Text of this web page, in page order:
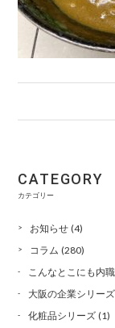
CATEGORY
カテゴリー
お知らせ(4)
コラム (280)
こんなとこにも内
大阪の企業シリーズ
化粧品シリーズ(1)